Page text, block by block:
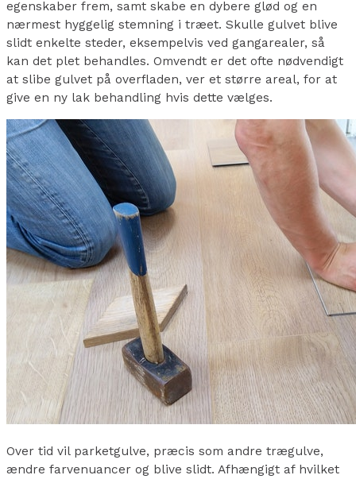
egenskaber frem, samt skabe en dybere glød og en
nærmest hyggelig stemning i træet. Skulle gulvet blive
slidt enkelte steder, eksempelvis ved gangarealer, så
kan det plet behandles. Omvendt er det ofte nødvendigt
at slibe gulvet på overfladen, ver et større areal, for at
give en ny lak behandling hvis dette vælges.
Over tid vil parketgulve, præcis som andre trægulve,
ændre farvenuancer og blive slidt. Afhængigt af hvilket